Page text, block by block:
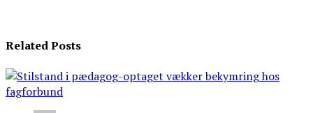
Related Posts